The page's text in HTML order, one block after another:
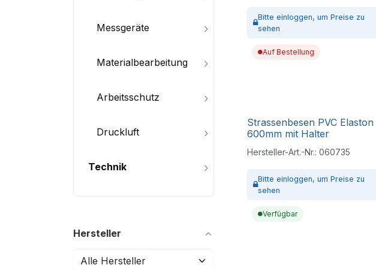
Messgeräte
Materialbearbeitung
Arbeitsschutz
Druckluft
Technik
Hersteller
Bitte einloggen, um Preise zu
sehen
Auf Bestellung
Strassenbesen PVC Elaston
600mm mit Halter
Hersteller-Art.-Nr.: 060735
Bitte einloggen, um Preise zu
sehen
Verfügbar